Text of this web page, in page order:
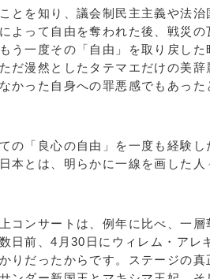
とを知り、議会制民主主義や法治
よって自由を奪われた後、戦災の
う一度その「自由」を取り戻した
だ漫然としたタテマエだけの美辞
かった自身への罪悪感でもあった
「良心の自由」を一度も経験し
本とは、明らかに一線を画した人
コンサートは、例年に比べ、一層
日前、4月30日にウィレム・アレ
りだったからです。ステージの真